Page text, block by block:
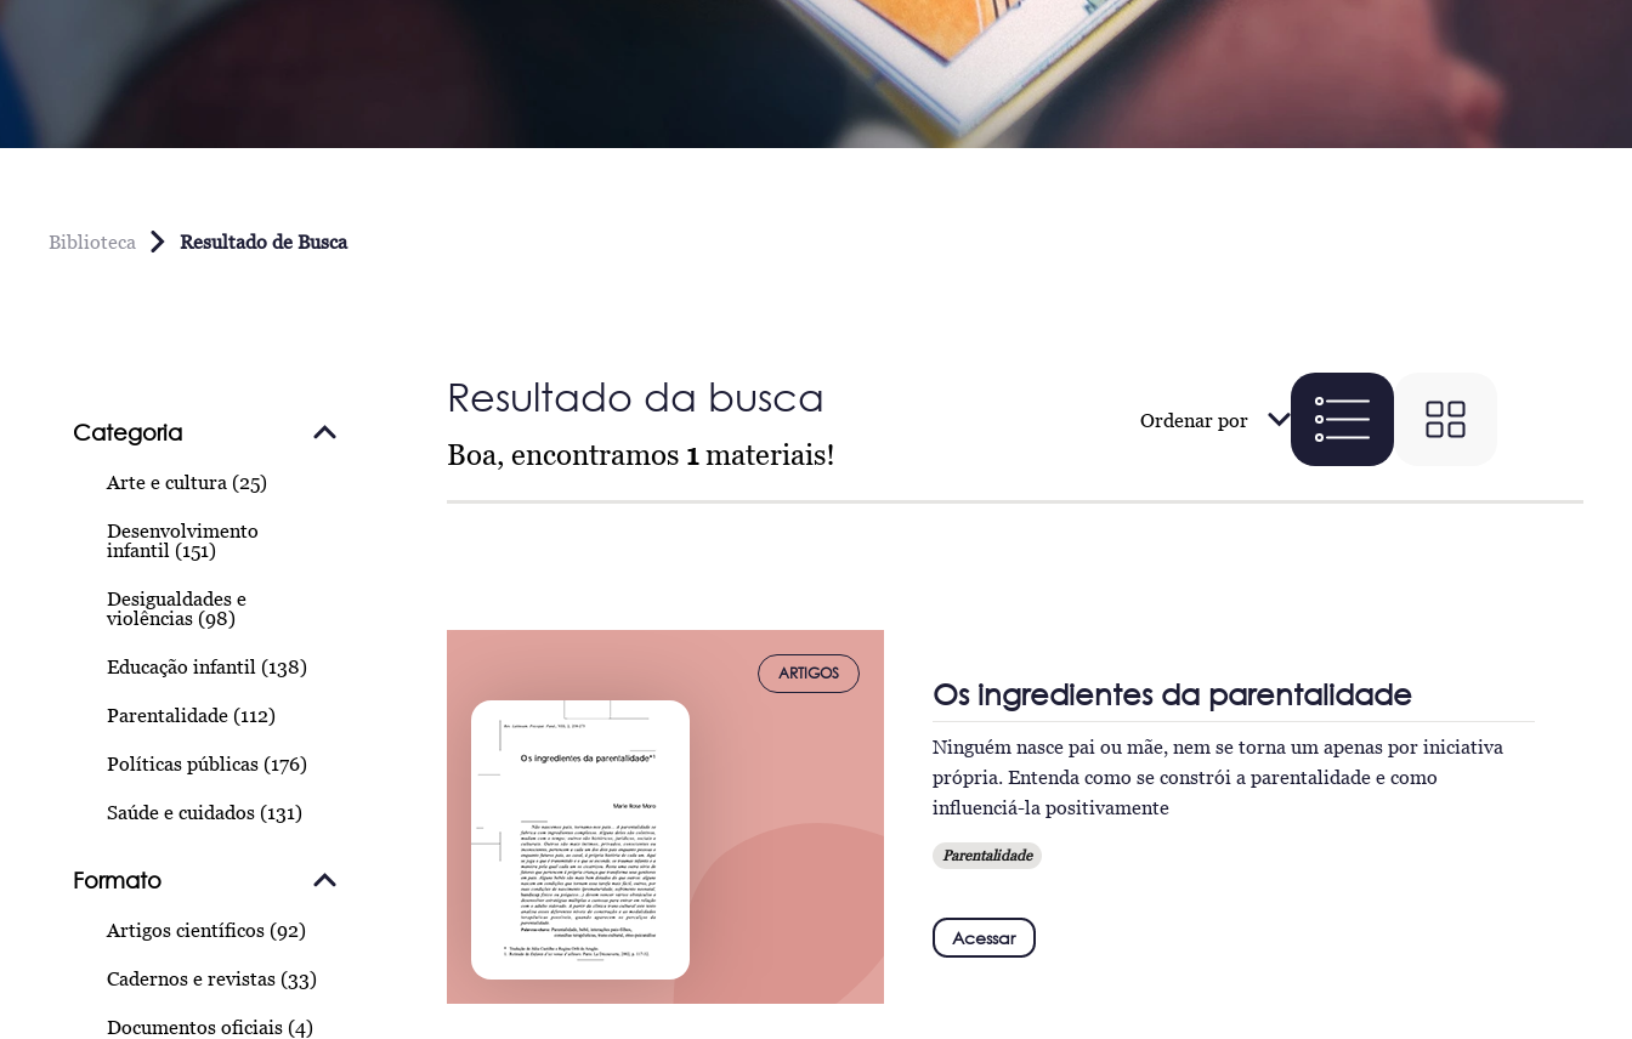
Biblioteca Resultado de Busca
Categoria
Arte e cultura (25)
Desenvolvimento
infantil (151)
Desigualdades e
violências (98)
Educação infantil (138)
Parentalidade (112)
Políticas públicas (176)
Saúde e cuidados (131)
Formato
Artigos científicos (92)
Cadernos e revistas (33)
Documentos oficiais (4)
Resultado da busca
Boa, encontramos 1materiais!
Ordenar por
ARTIGOS
Os ingredientes da parentalidade
Ninguém nasce pai ou mãe, nem se torna um apenas por iniciativa
própria. Entenda como se constrói a parentalidade e como
influenciá-la positivamente
Parentalidade
Acessar